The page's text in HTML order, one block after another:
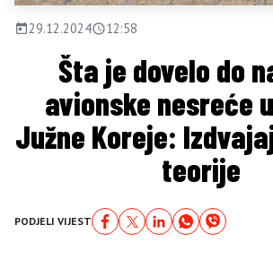
29.12.2024 12:58
Šta je dovelo do
avionske nesreće
Južne Koreje:
teorije
PODJELI VIJEST